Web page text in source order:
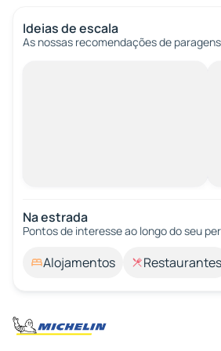
Ideias de escala
As nossas recomendações de
Na estrada
Pontos de interesse ao longo do seu
Alojamentos Restaurantes